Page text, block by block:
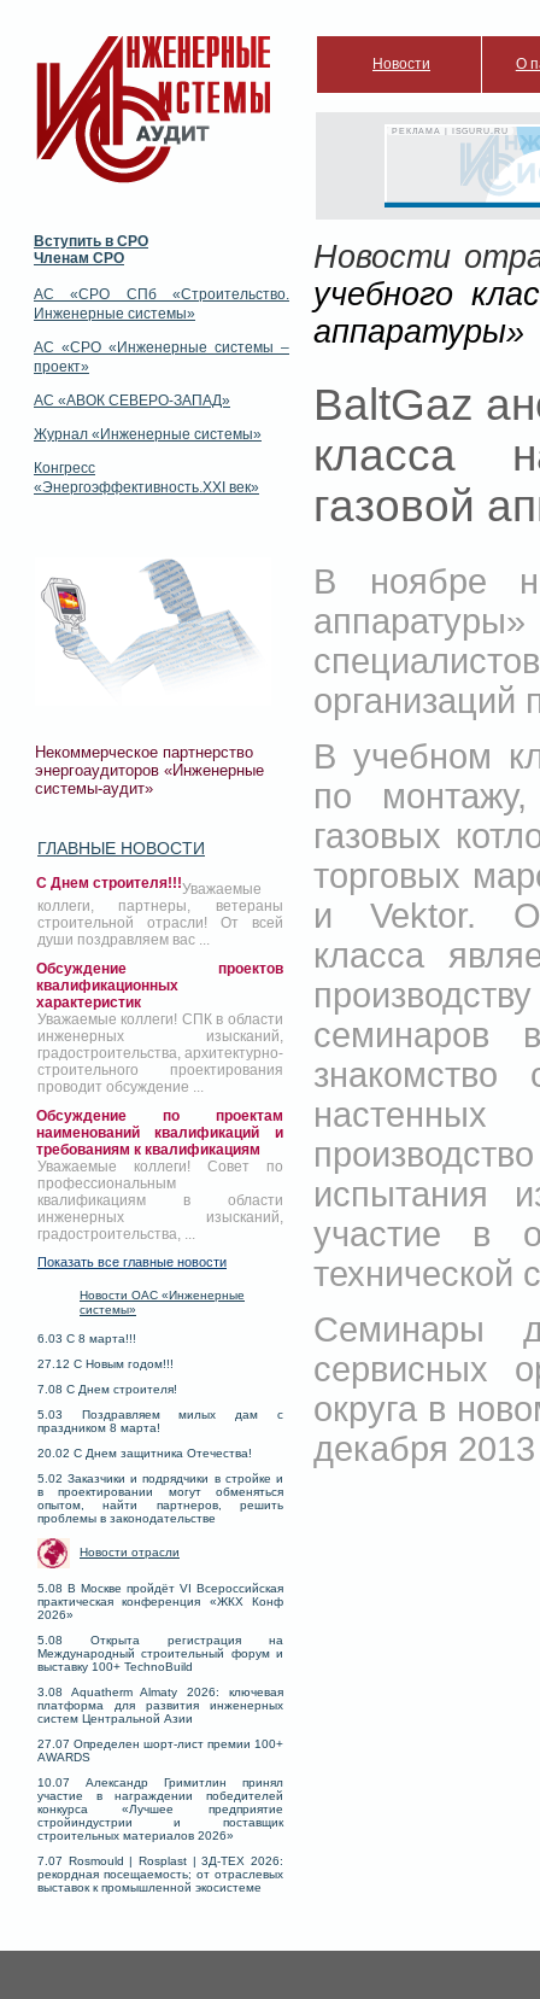
Новости О
РЕКЛАМА | ISGURU.RU
Вступить в СРО
Членам СРО
АС «СРО СПб «Строительство.
Инженерные системы»
АС «СРО «Инженерные системы –
проект»
АС «АВОК СЕВЕРО-ЗАПАД»
Журнал «Инженерные системы»
Конгресс
«Энергоэффективность.XXI век»
Некоммерческое партнерство
энергоаудиторов «Инженерные
системы-аудит»
ГЛАВНЫЕ НОВОСТИ
С Днем строителя!!!Уважаемые
коллеги, партнеры, ветераны
строительной отрасли! От всей
души поздравляем вас ...
Обсуждение проектов
квалификационных
характеристик
Уважаемые коллеги! СПК в области
инженерных изысканий,
градостроительства, архитектурно-
строительного проектирования
проводит обсуждение ...
Обсуждение по проектам
наименований квалификаций и
требованиям к квалификациям
Уважаемые коллеги! Совет по
профессиональным
квалификациям в области
инженерных изысканий,
градостроительства, ...
Показать все главные новости
Новости ОАС «Инженерные
системы»
6.03 С 8 марта!!!
27.12 С Новым годом!!!
7.08 С Днем строителя!
5.03 Поздравляем милых дам с
праздником 8 марта!
20.02 С Днем защитника Отечества!
5.02 Заказчики и подрядчики в стройке и
в проектировании могут обменяться
опытом, найти партнеров, решить
проблемы в законодательстве
Новости отрасли
5.08 В Москве пройдёт VI Всероссийская
практическая конференция «ЖКХ Конф
2026»
5.08 Открыта регистрация на
Международный строительный форум и
выставку 100+ TechnoBuild
3.08 Aquatherm Almaty 2026: ключевая
платформа для развития инженерных
систем Центральной Азии
27.07 Определен шорт-лист премии 100+
AWARDS
10.07 Александр Гримитлин принял
участие в награждении победителей
конкурса «Лучшее предприятие
стройиндустрии и поставщик
строительных материалов 2026»
7.07 Rosmould | Rosplast | 3Д-ТЕХ 2026:
рекордная посещаемость; от отраслевых
выставок к промышленной экосистеме
Новости
учебного
аппаратуры»
BaltGaz
класса
газовой
В ноябре
организаций
В учебном
по
газовых
торговых
и Vektor.
класса
семинаров
знакомство
испытания
участие в
технической
Семинары
сервисных
округа в
декабря 2013